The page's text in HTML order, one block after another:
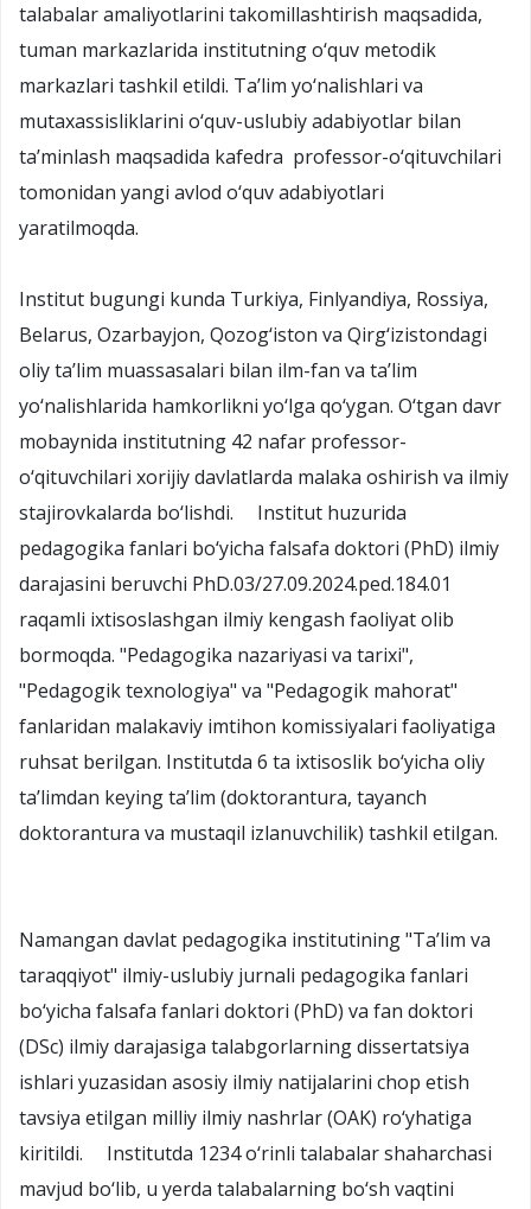
talabalar amaliyotlarini takomillashtirish maqsadida,
tuman markazlarida institutning o‘quv metodik
markazlari tashkil etildi. Ta’lim yo‘nalishlari va
mutaxassisliklarini o‘quv-uslubiy adabiyotlar bilan
ta’minlash maqsadida kafedra professor-o‘qituvchilari
tomonidan yangi avlod o‘quv adabiyotlari
yaratilmoqda.
Institut bugungi kunda Turkiya, Finlyandiya, Rossiya,
Belarus, Ozarbayjon, Qozog‘iston va Qirg‘izistondagi
oliy ta’lim muassasalari bilan ilm-fan va ta’lim
yo‘nalishlarida hamkorlikni yo‘lga qo‘ygan. O‘tgan davr
mobaynida institutning 42 nafar professor-
o‘qituvchilari xorijiy davlatlarda malaka oshirish va ilmiy
stajirovkalarda bo‘lishdi. Institut huzurida
pedagogika fanlari bo‘yicha falsafa doktori (PhD) ilmiy
darajasini beruvchi PhD.03/27.09.2024.ped.184.01
raqamli ixtisoslashgan ilmiy kengash faoliyat olib
bormoqda. "Pedagogika nazariyasi va tarixi",
"Pedagogik texnologiya" va "Pedagogik mahorat"
fanlaridan malakaviy imtihon komissiyalari faoliyatiga
ruhsat berilgan. Institutda 6 ta ixtisoslik bo‘yicha oliy
ta’limdan keying ta’lim (doktorantura, tayanch
doktorantura va mustaqil izlanuvchilik) tashkil etilgan.
Namangan davlat pedagogika institutining "Ta’lim va
taraqqiyot" ilmiy-uslubiy jurnali pedagogika fanlari
bo‘yicha falsafa fanlari doktori (PhD) va fan doktori
(DSc) ilmiy darajasiga talabgorlarning dissertatsiya
ishlari yuzasidan asosiy ilmiy natijalarini chop etish
tavsiya etilgan milliy ilmiy nashrlar (OAK) ro‘yhatiga
kiritildi. Institutda 1234 o‘rinli talabalar shaharchasi
mavjud bo‘lib, u yerda talabalarning bo‘sh vaqtini